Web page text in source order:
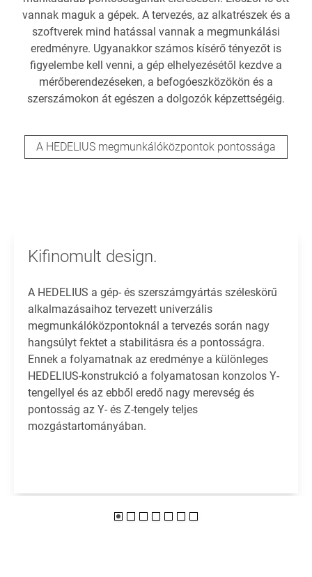
vannak maguk a gépek. A tervezés, az alkatrészek és a
szoftverek mind hatással vannak a megmunkálási
eredményre. Ugyanakkor számos kísérő tényezőt is
figyelembe kell venni, a gép elhelyezésétől kezdve a
mérőberendezéseken, a befogóeszközökön és a
szerszámokon át egészen a dolgozók képzettségéig.
A HEDELIUS megmunkálóközpontok pontossága
Kifinomult design.
A HEDELIUS a gép- és szerszámgyártás széleskörű
alkalmazásaihoz tervezett univerzális
megmunkálóközpontoknál a tervezés során nagy
hangsúlyt fektet a stabilitásra és a pontosságra.
Ennek a folyamatnak az eredménye a különleges
HEDELIUS-konstrukció a folyamatosan konzolos Y-
tengellyel és az ebből eredő nagy merevség és
pontosság az Y- és Z-tengely teljes
mozgástartományában.